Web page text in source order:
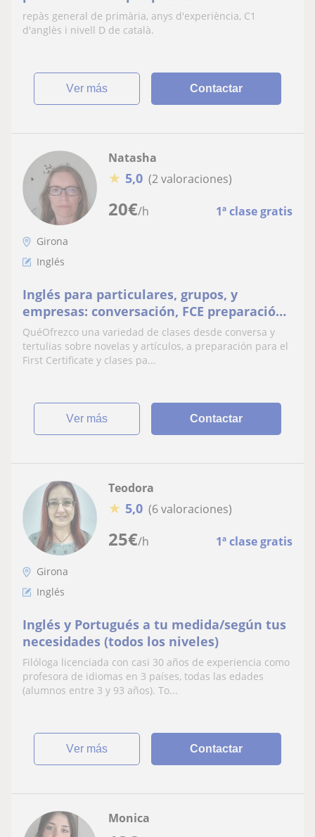
repàs general de primària, anys d'experiència, C1
d'anglès i nivell D de català.
ver más Contactar
20€/h 1ª clase gratis
Natasha
★ 5,0 (2 valoraciones)
Girona
Inglés
Inglés para particulares, grupos, y
empresas: conversación, FCE preparación,
Business English
QuéOfrezco una variedad de clases desde conversa y
tertulias sobre novelas y artículos, a preparación para el
First Certificate y clases pa...
ver más Contactar
25€/h 1ª clase gratis
Teodora
★ 5,0 (6 valoraciones)
Girona
Inglés
Inglés y Portugués a tu medida/según tus
necesidades (todos los niveles)
Filóloga licenciada con casi 30 años de experiencia como
profesora de idiomas en 3 países, todas las edades
(alumnos entre 3 y 93 años). To...
ver más Contactar
Monica